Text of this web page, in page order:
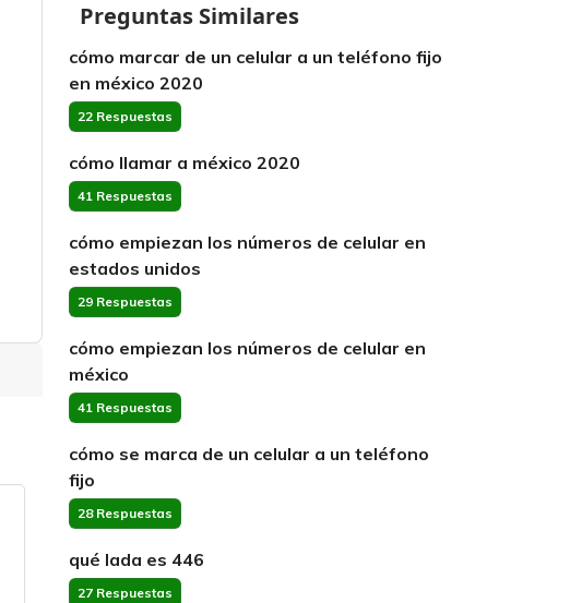
Preguntas Similares
cómo marcar de un celular a un teléfono fijo
en méxico 2020
22 Respuestas
cómo llamar a méxico 2020
41 Respuestas
cómo empiezan los números de celular en
estados unidos
29 Respuestas
cómo empiezan los números de celular en
méxico
41 Respuestas
cómo se marca de un celular a un teléfono
fijo
28 Respuestas
qué lada es 446
27 Respuestas